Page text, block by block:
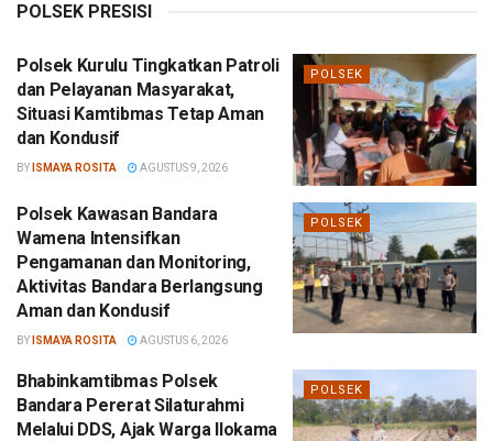
POLSEK PRESISI
POLSEK
Polsek Kurulu Tingkatkan Patroli
dan Pelayanan Masyarakat,
Situasi Kamtibmas Tetap Aman
dan Kondusif
BY ISMAYA ROSITA AGUSTUS 9, 2026
POLSEK
Polsek Kawasan Bandara
Wamena Intensifkan
Pengamanan dan Monitoring,
Aktivitas Bandara Berlangsung
Aman dan Kondusif
BY ISMAYA ROSITA AGUSTUS 6, 2026
POLSEK
Bhabinkamtibmas Polsek
Bandara Pererat Silaturahmi
Melalui DDS, Ajak Warga Ilokama